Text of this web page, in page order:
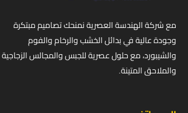
مع شركة الهندسة العصرية نمنحك تصاميم مبتكرة
وجودة عالية في بدائل الخشب والرخام والفوم
والشيبورد، مع حلول عصرية للجبس والمجالس الزجاجية
والملاحق المتينة.